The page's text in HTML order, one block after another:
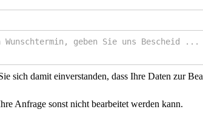
sich damit einverstanden, dass Ihre Daten zur
Anfrage sonst nicht bearbeitet werden kann.